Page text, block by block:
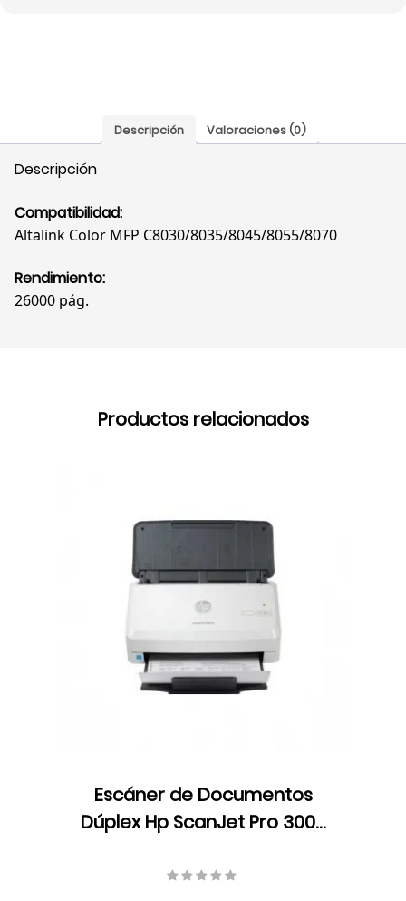
Descripción Valoraciones (0)
Descripción
Compatibilidad:
Altalink Color MFP C8030/8035/8045/8055/8070
Rendimiento:
26000 pág.
Productos relacionados
Escáner de Documentos
Dúplex Hp ScanJet Pro 3000
ppm/80 ipm, Resolución 300